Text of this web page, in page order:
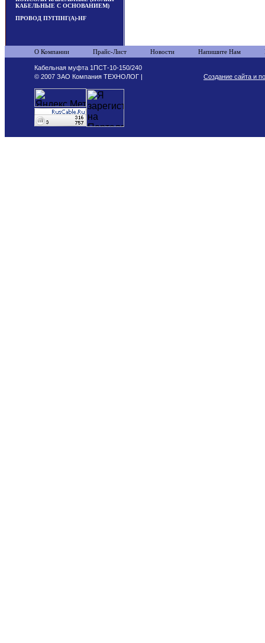
КАБЕЛЬНЫЕ С ОСНОВАНИЕМ)
ПРОВОД ПУГПНГ(А)-HF
О Компании Прайс-Лист Новости Напишите Нам
Кабельная муфта 1ПСТ-10-150/240
© 2007 ЗАО Компания ТЕХНОЛОГ |
Создание сайта и